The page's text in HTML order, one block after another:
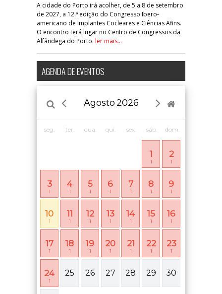
A cidade do Porto irá acolher, de 5 a 8 de setembro
de 2027, a 12.ª edição do Congresso Ibero-
americano de Implantes Cocleares e Ciências Afins.
O encontro terá lugar no Centro de Congressos da
Alfândega do Porto. ler mais...
AGENDA DE EVENTOS
Agosto2026
seg. ter. qua. qui. sex. sáb. dom.
1
1
2
1
3
1
4
1
5
1
6
1
7
1
8
1
9
1
10
1
11
1
12
1
13
1
14
1
15
1
16
1
17
1
18
1
19
1
20
1
21
1
22
1
23
1
24
1
25 26 27 28 29 30